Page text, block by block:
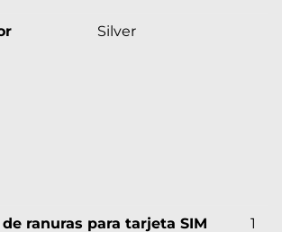
Silver
ranuras para tarjeta SIM 1